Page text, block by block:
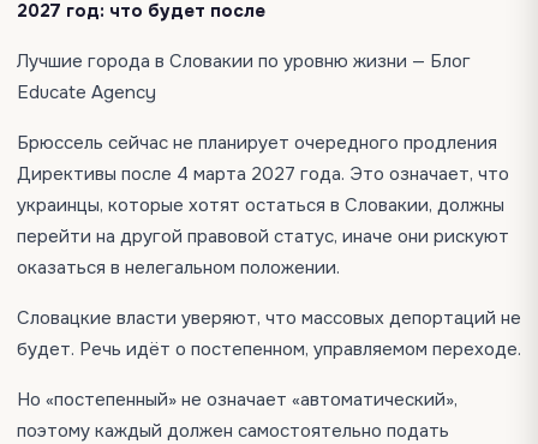
2027 год: что будет после
Лучшие города в Словакии по уровню жизни — Блог
Educate Agency
Брюссель сейчас не планирует очередного продления
Директивы после 4 марта 2027 года. Это означает, что
украинцы, которые хотят остаться в Словакии, должны
перейти на другой правовой статус, иначе они рискуют
оказаться в нелегальном положении.
Словацкие власти уверяют, что массовых депортаций не
будет. Речь идёт о постепенном, управляемом переходе.
Но «постепенный» не означает «автоматический»,
поэтому каждый должен самостоятельно подать